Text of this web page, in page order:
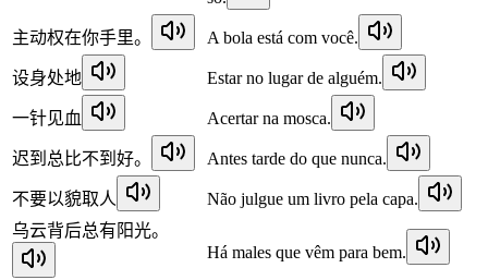
主动权在你手里。 A bola está com você.
设身处地 Estar no lugar de alguém.
一针见血 Acertar na mosca.
迟到总比不到好。 Antes tarde do que nunca.
不要以貌取人
Não julgue um livro pela capa.
乌云背后总有阳光。
Há males que vêm para bem.